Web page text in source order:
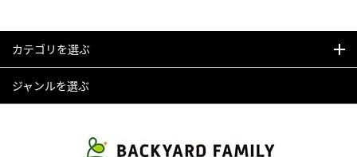
カテゴリを選ぶ
ジャンルを選ぶ